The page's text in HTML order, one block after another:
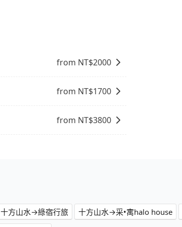
from NT$2000
from NT$1700
from NT$3800
十方山水→綠宿行旅 十方山水→采•寓halo house